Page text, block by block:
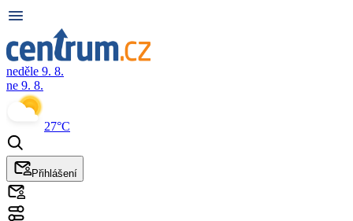
neděle 9. 8.
ne 9. 8.
27°C
Přihlášení